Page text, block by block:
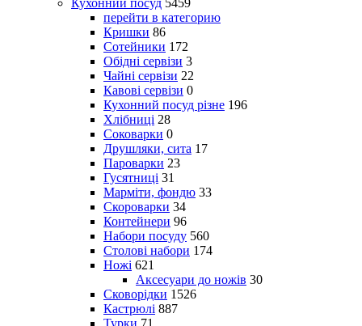
Кухонний посуд 5459
перейти в категорию
Кришки 86
Сотейники 172
Обідні сервізи 3
Чайні сервізи 22
Кавові сервізи 0
Кухонний посуд різне 196
Хлібниці 28
Соковарки 0
Друшляки, сита 17
Пароварки 23
Гусятниці 31
Марміти, фондю 33
Скороварки 34
Контейнери 96
Набори посуду 560
Столові набори 174
Ножі 621
Аксесуари до ножів 30
Сковорідки 1526
Кастрюлі 887
Турки 71